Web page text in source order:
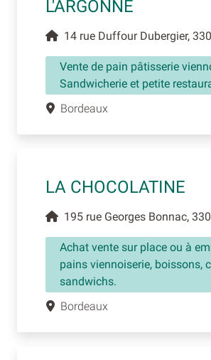
L'ARGONNE
14 rue Duffour Dubergier,
Vente de pain pâtisserie
Sandwicherie et petite
Bordeaux
LA CHOCOLATINE
195 rue Georges Bonnac,
Achat vente sur place ou à
pains viennoiserie, boissons,
sandwichs.
Bordeaux